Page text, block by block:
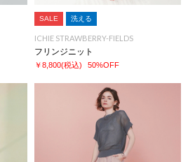
SALE 洗える
ICHIE STRAWBERRY-FIELDS
フリンジニット
￥8,800(税込) 50%OFF